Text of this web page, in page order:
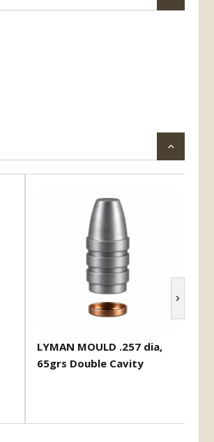
LYMAN MOULD .257 dia,
65grs Double Cavity